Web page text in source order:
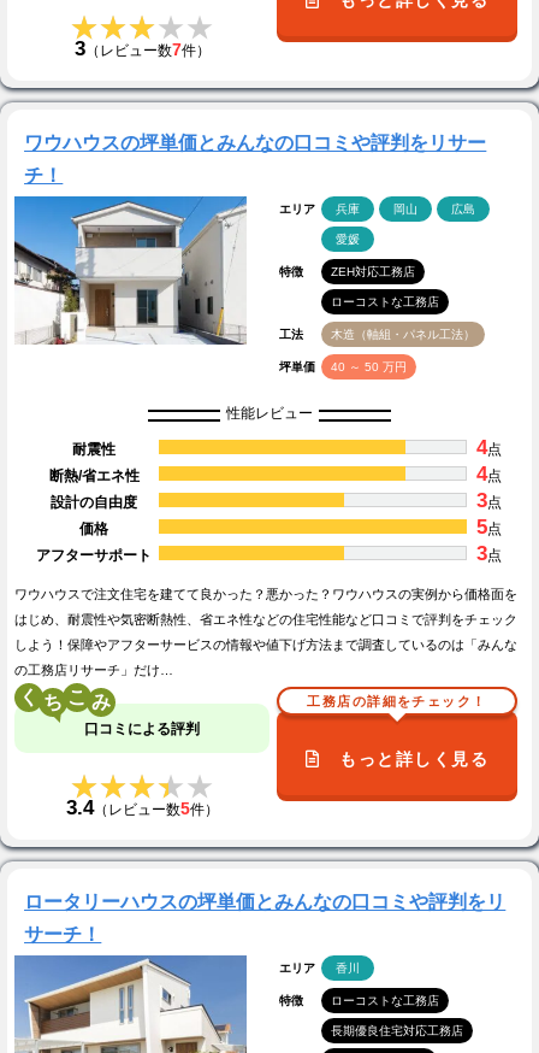
★★★★★
★★★★★
3（レビュー数7件）
ワウハウスの坪単価とみんなの口コミや評判をリサー
チ！
エリア 兵庫 岡山 広島
愛媛
特徴 ZEH対応工務店
ローコストな工務店
工法 木造（軸組・パネル工法）
坪単価 40 ～ 50 万円
性能レビュー
耐震性 4点
断熱/省エネ性
4点
設計の自由度
3点
価格
5点
アフターサポート
3点
ワウハウスで注文住宅を建てて良かった？悪かった？ワウハウスの実例から価格面を
はじめ、耐震性や気密断熱性、省エネ性などの住宅性能など口コミで評判をチェック
しよう！保障やアフターサービスの情報や値下げ方法まで調査しているのは「みんな
の工務店リサーチ」だけ…
く こ
口コミによる評判
★★★★★
★★★★★
3.4（レビュー数5件）
工務店の詳細をチェック！
もっと詳しく見る
ロータリーハウスの坪単価とみんなの口コミや評判をリ
サーチ！
エリア 香川
特徴 ローコストな工務店
長期優良住宅対応工務店